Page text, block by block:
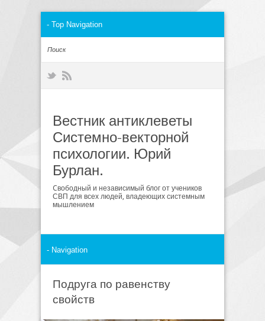
Вестник антиклеветы
Системно-векторной
психологии. Юрий
Бурлан.
Cвободный и независимый блог от учеников
СВП для всех людей, владеющих системным
мышлением
Подруга по равенству
свойств